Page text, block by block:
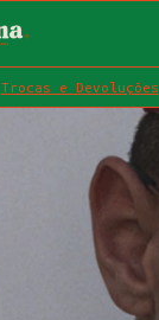
Trocas e Devoluções